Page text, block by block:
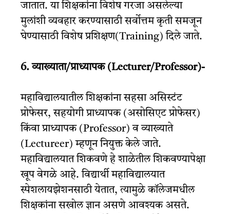
जातात. या शिक्षकांना विशेष गरजा असलेल्या
मुलांशी व्यवहार करण्यासाठी सर्वोत्तम कृती समजून
घेण्यासाठी विशेष प्रशिक्षण(Training) दिले जाते.
6. व्याख्याता/प्राध्यापक (Lecturer/Professor)-
महाविद्यालयातील शिक्षकांना सहसा असिस्टंट
प्रोफेसर, सहयोगी प्राध्यापक (असोसिएट प्रोफेसर)
किंवा प्राध्यापक (Professor) व व्याख्याते
(Lectureer) म्हणून नियुक्त केले जाते.
महाविद्यालयात शिकवणे हे शाळेतील शिकवण्यापेक्षा
खूप वेगळे आहे. विद्यार्थी महाविद्यालयात
स्पेशलायझेशनसाठी येतात, त्यामुळे कॉलेजमधील
शिक्षकांना सखोल ज्ञान असणे आवश्यक असते.